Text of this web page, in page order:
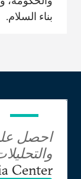
بناء السلام.
احصل
Center